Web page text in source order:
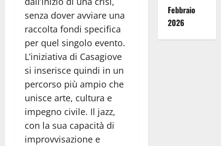
senza dover avviare una
raccolta fondi specifica
per quel singolo evento.
L’iniziativa di Casagiove
si inserisce quindi in un
percorso più ampio che
unisce arte, cultura e
impegno civile. Il jazz,
con la sua capacità di
improvvisazione e
Febbraio
2026